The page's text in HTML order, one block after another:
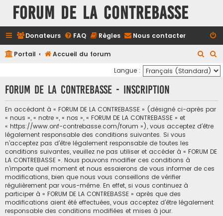
FORUM DE LA CONTREBASSE
Donateurs FAQ Règles Nous contacter
Portail Accueil du forum
e
c
e
c
c
r
Langue :
FORUM DE LA CONTREBASSE - Inscription
En accédant à « FORUM DE LA CONTREBASSE » (désigné ci-après par
« nous », « notre », « nos », « FORUM DE LA CONTREBASSE » et
« https://www.onf-contrebasse.com/forum »), vous acceptez d’être
légalement responsable des conditions suivantes. Si vous
n’acceptez pas d’être légalement responsable de toutes les
conditions suivantes, veuillez ne pas utiliser et accéder à « FORUM DE
LA CONTREBASSE ». Nous pouvons modifier ces conditions à
n’importe quel moment et nous essaierons de vous informer de ces
modifications, bien que nous vous conseillons de vérifier
régulièrement par vous-même. En effet, si vous continuez à
participer à « FORUM DE LA CONTREBASSE » après que des
modifications aient été effectuées, vous acceptez d’être légalement
responsable des conditions modifiées et mises à jour.